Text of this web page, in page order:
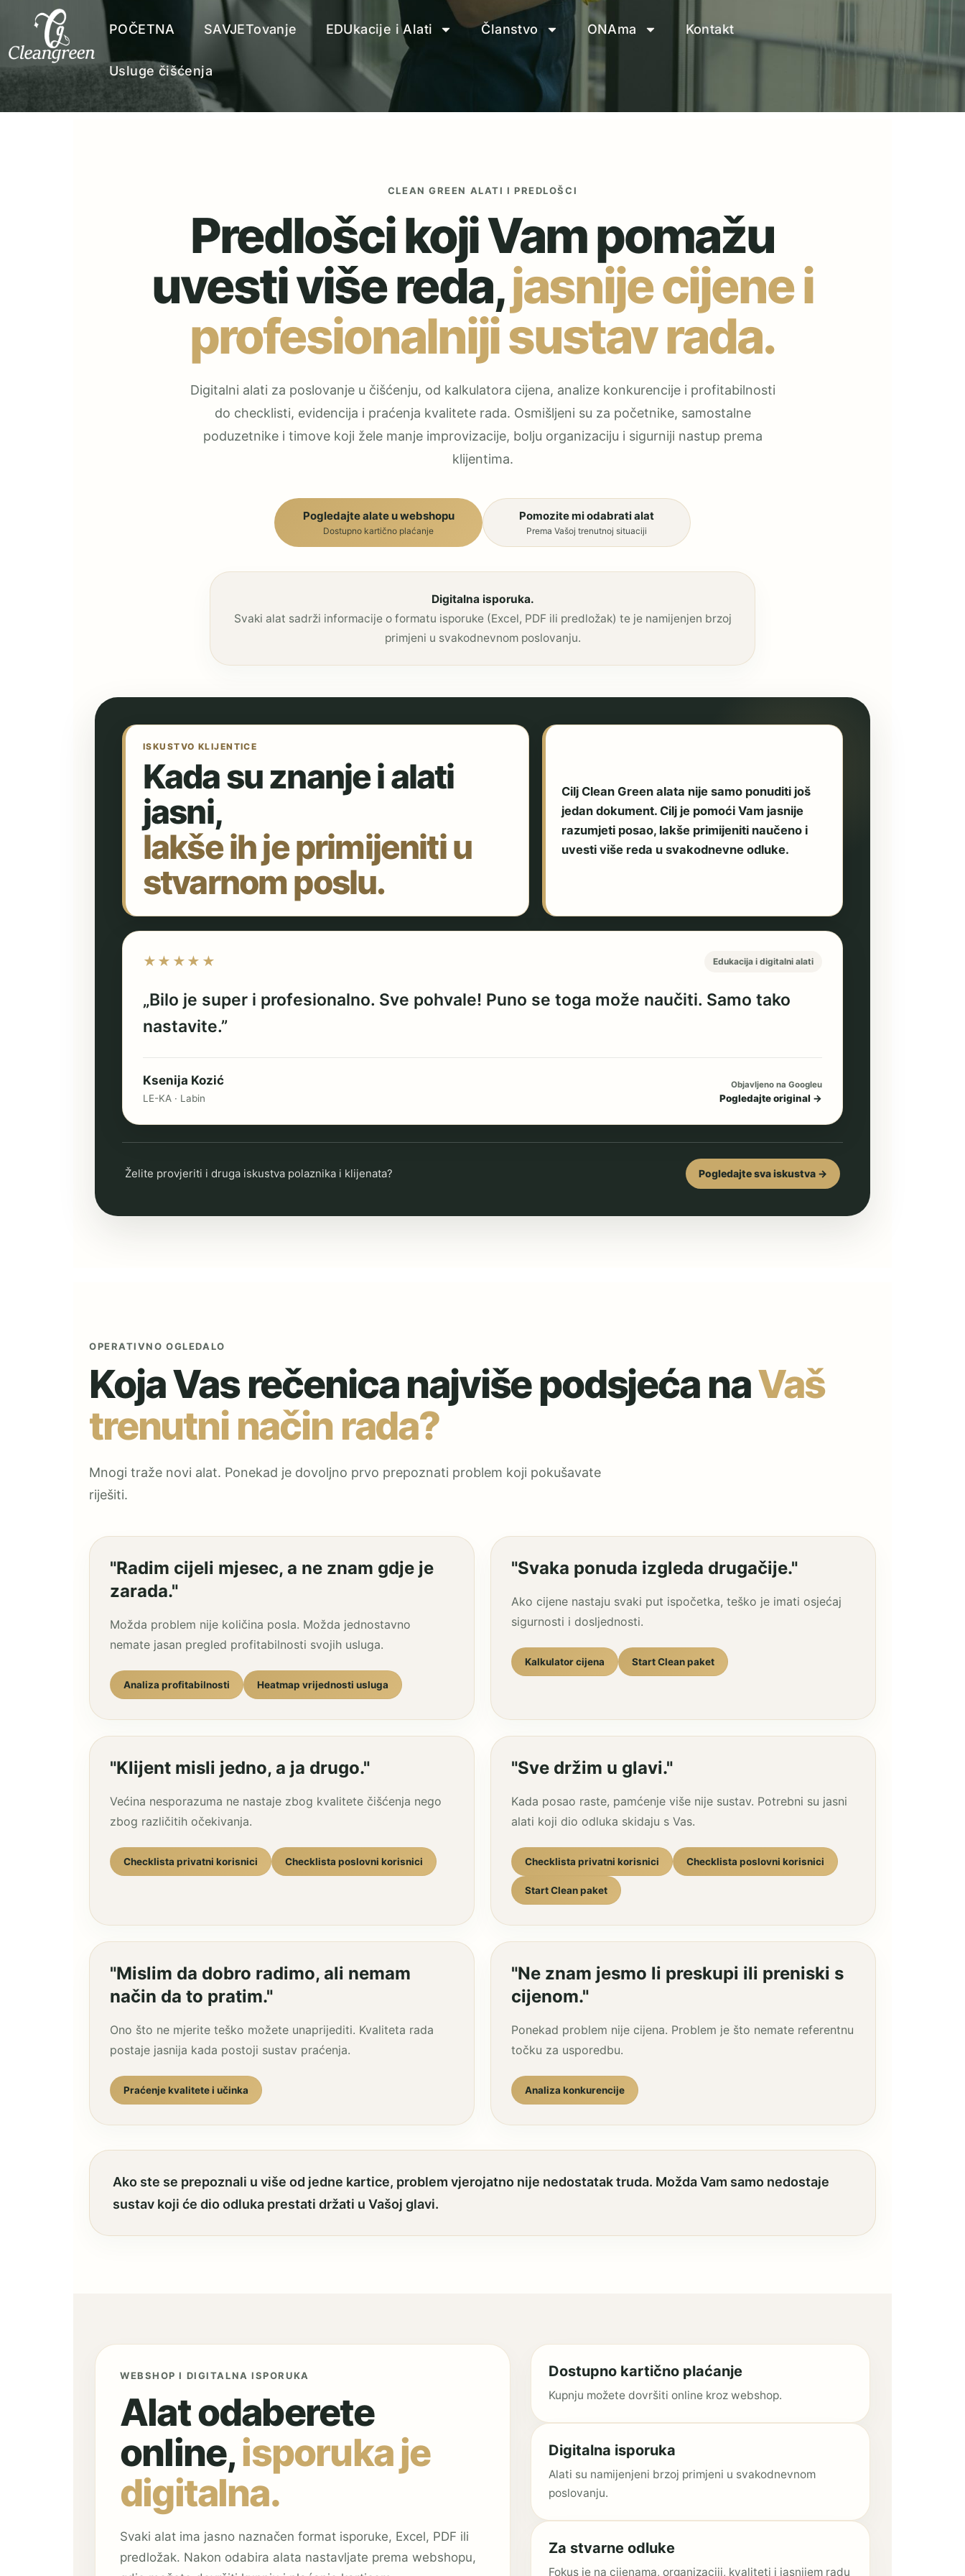
POČETNA SAVJETovanje EDUkacije i Alati Članstvo ONAma Kontakt
Usluge čišćenja
CLEAN GREEN ALATI I PREDLOŠCI
Predlošci koji Vam pomažu
uvesti više reda,jasnije cijene i
profesionalniji sustav rada.
Digitalni alati za poslovanje u čišćenju, od kalkulatora cijena, analize konkurencije i profitabilnosti
do checklisti, evidencija i praćenja kvalitete rada. Osmišljeni su za početnike, samostalne
poduzetnike i timove koji žele manje improvizacije, bolju organizaciju i sigurniji nastup prema
klijentima.
Pogledajte alate u webshopu
Dostupno kartično plaćanje
Pomozite mi odabrati alat
Prema Vašoj trenutnoj situaciji
Digitalna isporuka.
Svaki alat sadrži informacije o formatu isporuke (Excel, PDF ili predložak) te je namijenjen brzoj
primjeni u svakodnevnom poslovanju.
ISKUSTVO KLIJENTICE
Kada su znanje i alati
jasni,
lakše ih je primijeniti u
stvarnom poslu.
Cilj Clean Green alata nije samo ponuditi još
jedan dokument. Cilj je pomoći Vam jasnije
razumjeti posao, lakše primijeniti naučeno i
uvesti više reda u svakodnevne odluke.
★★★★★ Edukacija i digitalni alati
„Bilo je super i profesionalno. Sve pohvale! Puno se toga može naučiti. Samo tako
nastavite.”
Ksenija Kozić
LE-KA · Labin
Objavljeno na Googleu
Pogledajte original →
Želite provjeriti i druga iskustva polaznika i klijenata? Pogledajte sva iskustva →
OPERATIVNO OGLEDALO
Koja Vas rečenica najviše podsjeća naVaš
trenutni način rada?
Mnogi traže novi alat. Ponekad je dovoljno prvo prepoznati problem koji pokušavate
riješiti.
"Radim cijeli mjesec, a ne znam gdje je
zarada."
Možda problem nije količina posla. Možda jednostavno
nemate jasan pregled profitabilnosti svojih usluga.
Analiza profitabilnosti Heatmap vrijednosti usluga
"Svaka ponuda izgleda drugačije."
Ako cijene nastaju svaki put ispočetka, teško je imati osjećaj
sigurnosti i dosljednosti.
Kalkulator cijena Start Clean paket
"Klijent misli jedno, a ja drugo."
Većina nesporazuma ne nastaje zbog kvalitete čišćenja nego
zbog različitih očekivanja.
Checklista privatni korisnici Checklista poslovni korisnici
"Sve držim u glavi."
Kada posao raste, pamćenje više nije sustav. Potrebni su jasni
alati koji dio odluka skidaju s Vas.
Checklista privatni korisnici Checklista poslovni korisnici
Start Clean paket
"Mislim da dobro radimo, ali nemam
način da to pratim."
Ono što ne mjerite teško možete unaprijediti. Kvaliteta rada
postaje jasnija kada postoji sustav praćenja.
Praćenje kvalitete i učinka
"Ne znam jesmo li preskupi ili preniski s
cijenom."
Ponekad problem nije cijena. Problem je što nemate referentnu
točku za usporedbu.
Analiza konkurencije
Ako ste se prepoznali u više od jedne kartice, problem vjerojatno nije nedostatak truda. Možda Vam samo nedostaje
sustav koji će dio odluka prestati držati u Vašoj glavi.
WEBSHOP I DIGITALNA ISPORUKA
Alat odaberete
online,isporuka je
digitalna.
Svaki alat ima jasno naznačen format isporuke, Excel, PDF ili
predložak. Nakon odabira alata nastavljate prema webshopu,
Dostupno kartično plaćanje
Kupnju možete dovršiti online kroz webshop.
Digitalna isporuka
Alati su namijenjeni brzoj primjeni u svakodnevnom
poslovanju.
Za stvarne odluke
Fokus je na cijenama, organizaciji, kvaliteti i jasnijem radu